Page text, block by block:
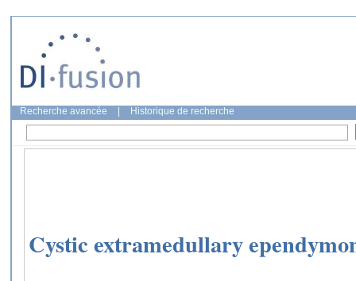
Recherche avancée Historique de recherche
Cystic extramedullary